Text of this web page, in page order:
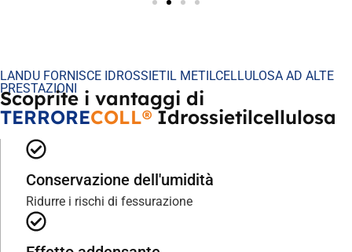
LANDU FORNISCE IDROSSIETIL METILCELLULOSA AD ALTE
PRESTAZIONI
Scoprite i vantaggi di
TERRORECOLL®Idrossietilcellulosa
Conservazione dell'umidità
Ridurre i rischi di fessurazione